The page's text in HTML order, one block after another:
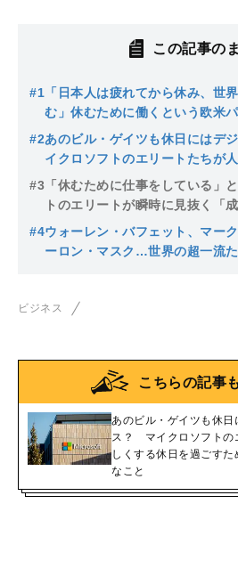
この記事の
#1 「日本人は疲れてから休み、世
む」休むために働くという欧米
日の過ごし方とは
#2あのビル・ゲイツも休日にはデ
イクロソフトのエリートたちが
過ごすために実践する５つの簡
#3 「休むために仕事をしている」
トのエリートが瞬時に見抜く「
「ムダな努力」の違いとは
#4ウォーレン・バフェット、マー
ーロン・マスク…世界の超一流
ビジネス
こちらの記事
あのビル・ゲイツも休日
ス？ マイクロソフトの
しくする休日を過ごす
なこと